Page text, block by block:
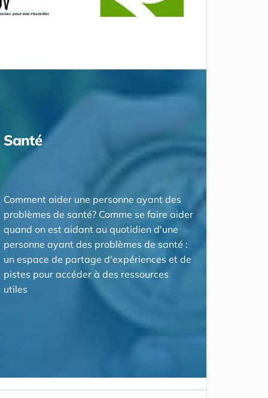
Santé
Comment aider une personne ayant des
problèmes de santé? Comme se faire aider
quand on est aidant au quotidien d'une
personne ayant des problèmes de santé :
un espace de partage d'expériences et de
pistes pour accéder à des ressources
utiles